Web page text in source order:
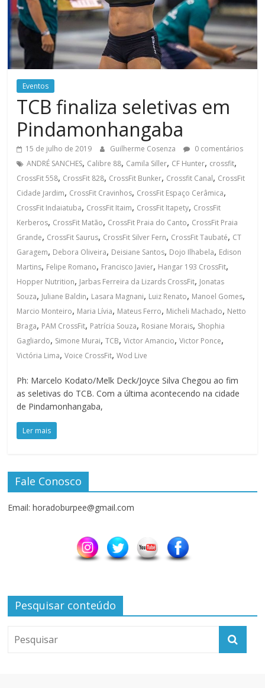
Eventos
TCB finaliza seletivas em
Pindamonhangaba
15 de julho de 2019 Guilherme Cosenza
0 comentários
ANDRÉ SANCHES, Calibre 88, Camila Siller, CF Hunter, crossfit,
CrossFit 558, CrossFit 828, CrossFit Bunker, Crossfit Canal, CrossFit
Cidade Jardim, CrossFit Cravinhos, CrossFit Espaço Cerâmica,
CrossFit Indaiatuba, CrossFit Itaim, CrossFit Itapety, CrossFit
Kerberos, CrossFit Matão, CrossFit Praia do Canto, CrossFit Praia
Grande, CrossFit Saurus, CrossFit Silver Fern, CrossFit Taubaté, CT
Garagem, Debora Oliveira, Deisiane Santos, Dojo Ilhabela, Edison
Martins, Felipe Romano, Francisco Javier, Hangar 193 CrossFit,
Hopper Nutrition, Jarbas Ferreira da Lizards CrossFit, Jonatas
Souza, Juliane Baldin, Lasara Magnani, Luiz Renato, Manoel Gomes,
Marcio Monteiro, Maria Lívia, Mateus Ferro, Micheli Machado, Netto
Braga, PAM CrossFit, Patrícia Souza, Rosiane Morais, Shophia
Gagliardo, Simone Murai,TCB,Victor Amancio,Victor Ponce,
Victória Lima,Voice CrossFit,Wod Live
Ph: Marcelo Kodato/Melk Deck/Joyce Silva Chegou ao fim
as seletivas do TCB. Com a última acontecendo na cidade
de Pindamonhangaba,
Ler mais
Fale Conosco
Email: horadoburpee@gmail.com
Pesquisar conteúdo